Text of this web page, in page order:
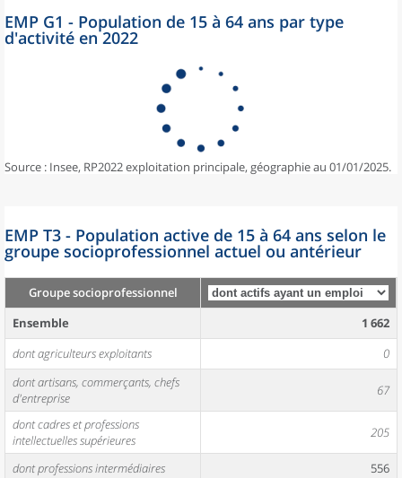
EMP G1 - Population de 15 à 64 ans par type
d'activité en 2022
Source : Insee, RP2022 exploitation principale, géographie au 01/01/2025.
EMP T3 - Population active de 15 à 64 ans selon le
groupe socioprofessionnel actuel ou antérieur
Groupe socioprofessionnel
Ensemble
1 662
dont agriculteurs exploitants
0
dont artisans, commerçants, chefs
d'entreprise
67
dont cadres et professions
intellectuelles supérieures
205
dont professions intermédiaires 556